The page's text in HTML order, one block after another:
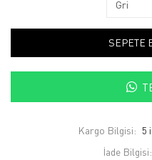
SEPETE
Kargo Bilgisi: 5
İade Bilgisi: